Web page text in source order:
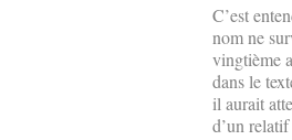
C’est
nom ne
vingtième
dans le
il aurait
d’un